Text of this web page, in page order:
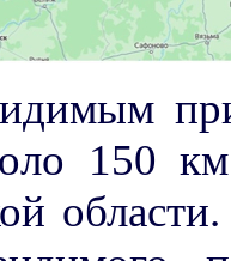
150